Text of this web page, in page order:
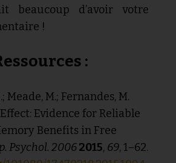
beaucoup d’avoir votre
!
:
Meade, M.; Fernandes, M.
Evidence for Reliable
Benefits in Free
Psychol. 20062015, 69, 1–62.